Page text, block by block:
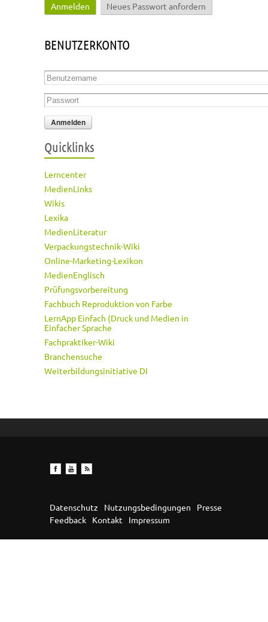
Haupt-Reiter
Anmelden (aktiver Reiter)
Neues Passwort anfordern
BENUTZERKONTO
Benutzername
Passwort
Quicklinks
Lerncenter
MedienLinks
Wikis
Lexika
MedienLiteratur
Verpackungstechnik-Wiki
Online-Marketing-Lexikon
MedienEnglisch
Prüfungsvorbereitung
Fachbuch Reproduktion von Farbe
LernApp Einfach (Druck und Medien in
Einfacher Sprache
Fachpraktiker-Wiki
Branchensuche
Weiterbildungsinitiative DI
Datenschutz Nutzungsbedingungen
Presse
Feedback
Kontakt Impressum